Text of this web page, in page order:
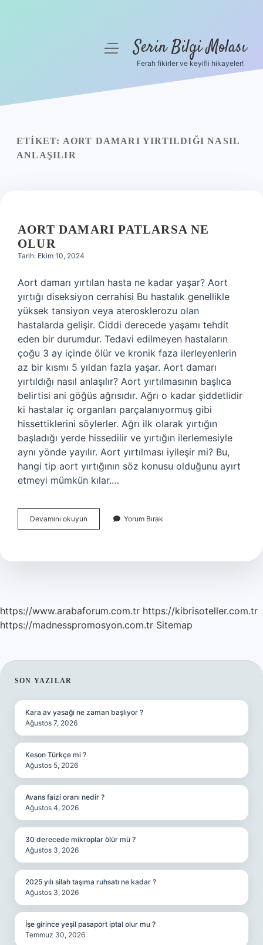
Yasal Uyarı
menüyüSerin Bilgi Molası
Ferah fikirler ve keyifli hikayeler!
ETIKET: AORT DAMARI YIRTILDIĞI NASIL
ANLAŞILIR
AORT DAMARI PATLARSA NE
OLUR
Tarih: Ekim 10, 2024
Aort damarı yırtılan hasta ne kadar yaşar? Aort
yırtığı diseksiyon cerrahisi Bu hastalık genellikle
yüksek tansiyon veya aterosklerozu olan
hastalarda gelişir. Ciddi derecede yaşamı tehdit
eden bir durumdur. Tedavi edilmeyen hastaların
çoğu 3 ay içinde ölür ve kronik faza ilerleyenlerin
az bir kısmı 5 yıldan fazla yaşar. Aort damarı
yırtıldığı nasıl anlaşılır? Aort yırtılmasının başlıca
belirtisi ani göğüs ağrısıdır. Ağrı o kadar şiddetlidir
ki hastalar iç organları parçalanıyormuş gibi
hissettiklerini söylerler. Ağrı ilk olarak yırtığın
başladığı yerde hissedilir ve yırtığın ilerlemesiyle
aynı yönde yayılır. Aort yırtılması iyileşir mi? Bu,
hangi tip aort yırtığının söz konusu olduğunu ayırt
etmeyi mümkün kılar.…
Devamını okuyun
Damarı
Olur
Yorum Bırak
https://www.arabaforum.com.tr https://kibrisoteller.com.tr
https://madnesspromosyon.com.tr Sitemap
SIDEBAR
SON YAZILAR
Kara av yasağı ne zaman başlıyor ?
Ağustos 7, 2026
Keson Türkçe mi ?
Ağustos 5, 2026
Avans faizi oranı nedir ?
Ağustos 4, 2026
30 derecede mikroplar ölür mü ?
Ağustos 3, 2026
2025 yılı silah taşıma ruhsatı ne kadar ?
Ağustos 3, 2026
İşe girince yeşil pasaport iptal olur mu ?
Temmuz 30, 2026